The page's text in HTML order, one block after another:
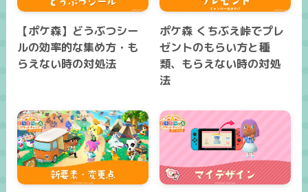
【ポケ森】どうぶつシー
ルの効率的な集め方・も
らえない時の対処法
ポケ森 くちぶえ峠でプレ
ゼントのもらい方と種
類、もらえない時の対処
法